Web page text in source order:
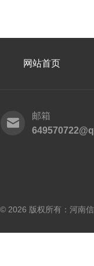
网站首页
邮箱
© 2026 版权所有：河南